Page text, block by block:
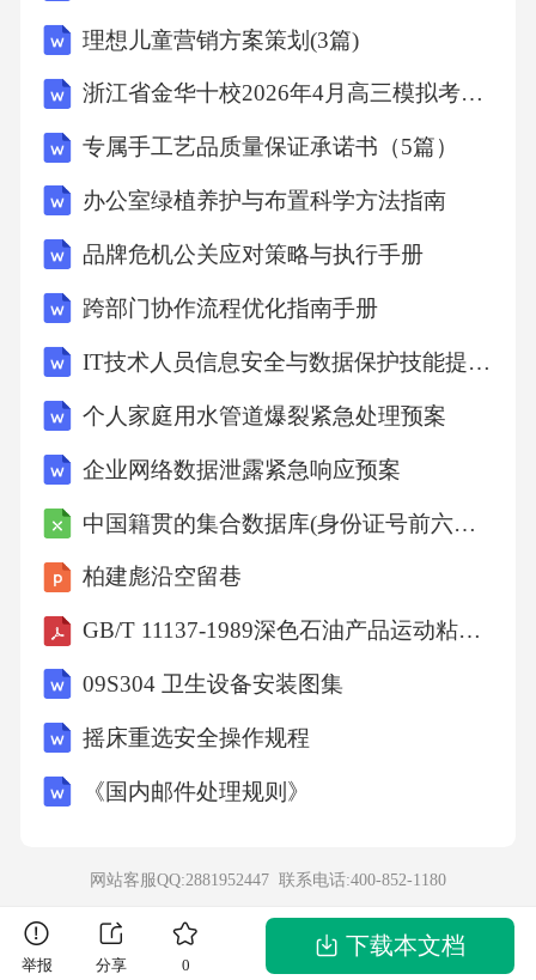
性，冬奥精神能涵养城市文明新风思想政治试
题第4页(共10页)人大常委会第十七次会议审议
通过了《中华人民共和国突发公共卫生事件面
规范，为公共卫生安全筑牢法治屏障。该法A.
社会意识能够正确地预见社会发展的方向和趋
会的发展C.守护公共卫生安全是人类社会存在
和发展的基础D.上层建筑适应经济基础状况
时，会促进经济基础的巩固和完善我们的启示
是①要积极学习西方的文化成果和哲学智慧②
加强文化的交流有利于维护文化多样性③在文
化交流中必须坚持以学习借鉴为主14.2025年10
月17日，2026届河南省高校毕业生金秋校园招
聘月启动仪式在促进2026届高校毕业生顺利就
科学思维思想政治试题第5页(共10页)从以上四
个判断中选取三个，依次作为大前提、小前
提、结论，下列选项中符合三段论推理规则的
是A.②—④—③B.④—①—③D.①—②二、非
体向好，为推进美丽和谐乡村建设交出了满意
理想儿童营销方案策划(3篇)
浙江省金华十校2026年4月高三模拟考试政治+答案
专属手工艺品质量保证承诺书（5篇）
办公室绿植养护与布置科学方法指南
品牌危机公关应对策略与执行手册
跨部门协作流程优化指南手册
IT技术人员信息安全与数据保护技能提升指导书
个人家庭用水管道爆裂紧急处理预案
企业网络数据泄露紧急响应预案
中国籍贯的集合数据库(身份证号前六位籍贯对照表)
柏建彪沿空留巷
GB/T 11137-1989深色石油产品运动粘度测定法(逆流法)和动力粘度计算法
09S304 卫生设备安装图集
摇床重选安全操作规程
《国内邮件处理规则》
网站客服QQ:2881952447 联系电话:400-852-1180
举报 分享 0
下载本文档